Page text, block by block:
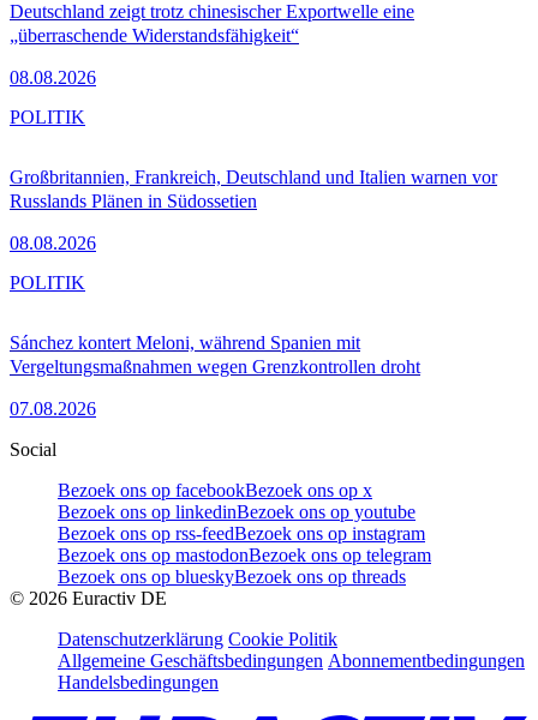
Deutschland zeigt trotz chinesischer Exportwelle eine
„überraschende Widerstandsfähigkeit“
08.08.2026
Großbritannien, Frankreich, Deutschland und Italien warnen vor
Russlands Plänen in Südossetien
08.08.2026
POLITIK
Sánchez kontert Meloni, während Spanien mit
Vergeltungsmaßnahmen wegen Grenzkontrollen droht
07.08.2026
POLITIK
Social
Bezoek ons op facebookBezoek ons op x
Bezoek ons op linkedinBezoek ons op youtube
Bezoek ons op rss-feedBezoek ons op instagram
Bezoek ons op mastodonBezoek ons op telegram
Bezoek ons op blueskyBezoek ons op threads
© 2026 Euractiv DE
Datenschutzerklärung Cookie Politik
Allgemeine Geschäftsbedingungen Abonnementbedingungen
Handelsbedingungen